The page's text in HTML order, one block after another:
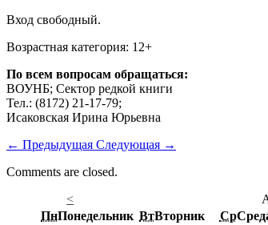
Вход свободный.
Возрастная категория: 12+
По всем вопросам обращаться:
ВОУНБ; Сектор редкой книги
Тел.: (8172) 21-17-79;
Исаковская Ирина Юрьевна
← Предыдущая Следующая →
Comments are closed.
<
ПнПонедельник ВтВторник Ср